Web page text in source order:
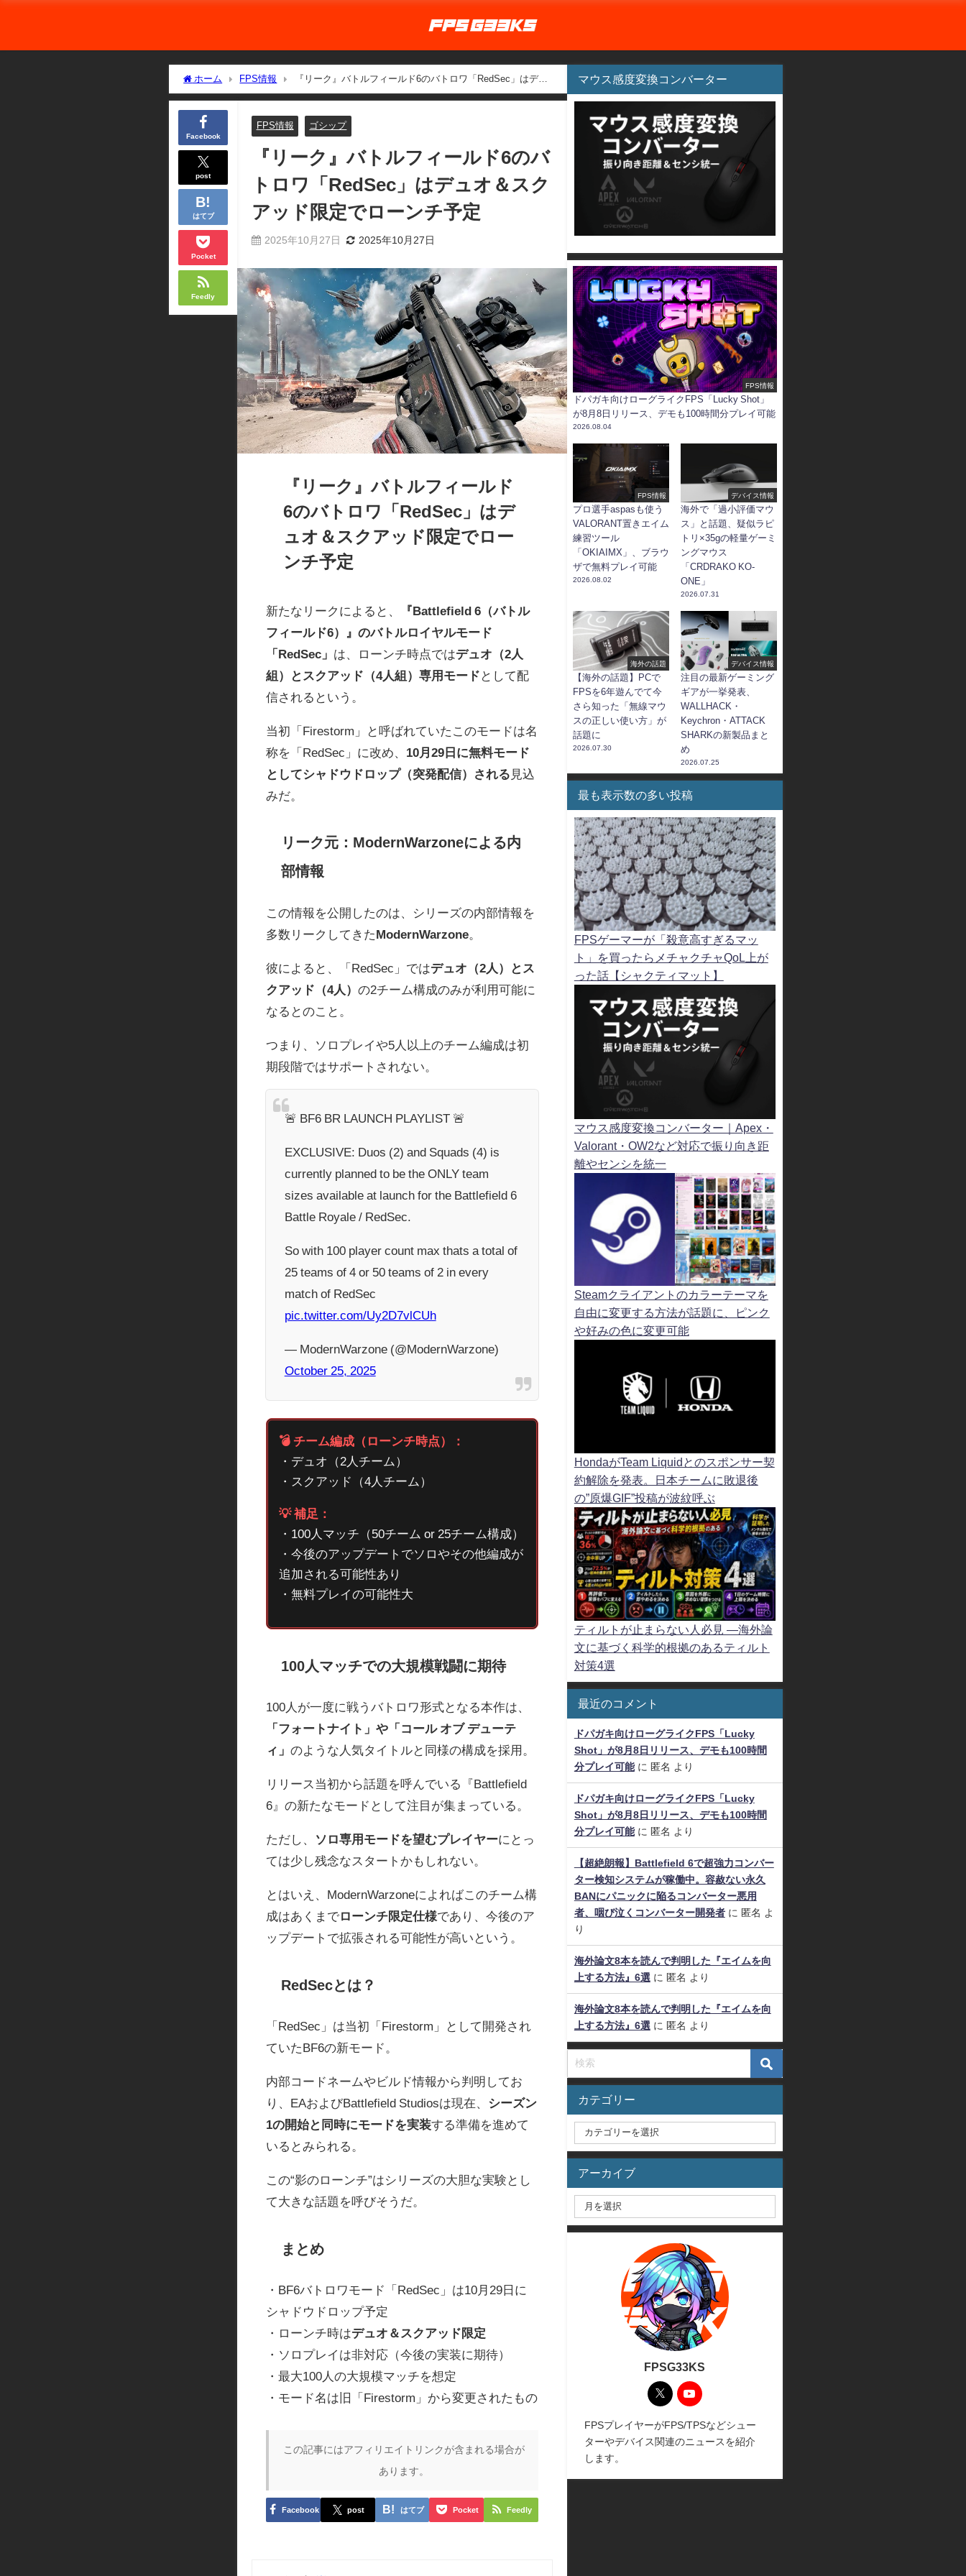
ホーム FPS情報
『リーク』バトルフィールド6のバトロワ「RedSec」はデュ
オ＆スクアッド限定でローンチ予定
Facebook
post
はてブ
Pocket
Feedly
FPS情報 ゴシップ
『リーク』バトルフィールド6のバ
トロワ「RedSec」はデュオ＆スク
アッド限定でローンチ予定
2025年10月27日 2025年10月27日
『リーク』バトルフィールド
6のバトロワ「RedSec」はデ
ュオ＆スクアッド限定でロー
ンチ予定
新たなリークによると、
『Battlefield 6（バトル
フィールド6）』のバトルロイヤルモード
「RedSec」 は、ローンチ時点ではデュオ（2人
組）とスクアッド（4人組）専用モード として配
信されるという。
当初「Firestorm」と呼ばれていたこのモードは名
称を「RedSec」に改め、 10月29日に無料モード
としてシャドウドロップ（突発配信）される 見込
みだ。
リーク元：ModernWarzoneによる内
部情報
この情報を公開したのは、シリーズの内部情報を
多数リークしてきたModernWarzone
彼によると、「RedSec」ではデュオ（2人）とス
クアッド（4人）の2チーム構成のみが利用可能に
なるとのこと。
つまり、ソロプレイや5人以上のチーム編成は初
期段階ではサポートされない。
🚨 BF6 BR LAUNCH PLAYLIST 🚨
EXCLUSIVE: Duos (2) and Squads (4) is
currently planned to be the ONLY team
sizes available at launch for the Battlefield 6
Battle Royale / RedSec.
So with 100 player count max thats a total of
25 teams of 4 or 50 teams of 2 in every
match of RedSec
pic.twitter.com/Uy2D7vlCUh
— ModernWarzone (@ModernWarzone)
October 25, 2025
💣 チーム編成（ローンチ時点）：
・デュオ（2人チーム）
・スクアッド（4人チーム）
💡 補足：
・100人マッチ（50チーム or 25チーム構成）
・今後のアップデートでソロやその他編成が
追加される可能性あり
・無料プレイの可能性大
100人マッチでの大規模戦闘に期待
100人が一度に戦うバトロワ形式となる本作は、
「フォートナイト」や「コール オブ デューテ
ィ」のような人気タイトルと同様の構成を採用。
リリース当初から話題を呼んでいる『Battlefield
6』の新たなモードとして注目が集まっている。
ただし、 ソロ専用モードを望むプレイヤーにとっ
ては少し残念なスタートかもしれない。
とはいえ、ModernWarzoneによればこのチーム構
成はあくまでローンチ限定仕様であり、今後のア
ップデートで拡張される可能性が高いという。
RedSecとは？
「RedSec」は当初「Firestorm」として開発され
ていたBF6の新モード。
内部コードネームやビルド情報から判明してお
り、EAおよびBattlefield Studiosは現在、 シーズン
1の開始と同時にモードを実装する準備を進めて
いるとみられる。
この“影のローンチ”はシリーズの大胆な実験とし
て大きな話題を呼びそうだ。
まとめ
・BF6バトロワモード「RedSec」は10月29日に
シャドウドロップ予定
・ローンチ時はデュオ＆スクアッド限定
・ソロプレイは非対応（今後の実装に期待）
・最大100人の大規模マッチを想定
・モード名は旧「Firestorm」から変更されたもの
この記事にはアフィリエイトリンクが含まれる場合が
あります。
Facebook post はてブ Pocket Feedly
マウス感度変換コンバーター
FPS情報
ドパガキ向けローグライクFPS「Lucky Shot」
が8月8日リリース、デモも100時間分プレイ可能
2026.08.04
FPS情報
プロ選手aspasも使う
VALORANT置きエイム
練習ツール
「OKIAIMX」、ブラウ
ザで無料プレイ可能
2026.08.02
デバイス情報
海外で「過小評価マウ
ス」と話題、疑似ラピ
トリ×35gの軽量ゲーミ
ングマウス
「CRDRAKO KO-
ONE」
2026.07.31
海外の話題
【海外の話題】PCで
FPSを6年遊んでて今
さら知った「無線マウ
スの正しい使い方」が
話題に
2026.07.30
デバイス情報
注目の最新ゲーミング
ギアが一挙発表、
WALLHACK・
Keychron・ATTACK
SHARKの新製品まと
め
2026.07.25
最も表示数の多い投稿
FPSゲーマーが「殺意高すぎるマッ
ト」を買ったらメチャクチャQoL上が
った話【シャクティマット】
マウス感度変換コンバーター｜Apex・
Valorant・OW2など対応で振り向き距
離やセンシを統一
Steamクライアントのカラーテーマを
自由に変更する方法が話題に、ピンク
や好みの色に変更可能
HondaがTeam Liquidとのスポンサー契
約解除を発表。日本チームに敗退後
の”原爆GIF”投稿が波紋呼ぶ
ティルトが止まらない人必見 ―海外論
文に基づく科学的根拠のあるティルト
対策4選
最近のコメント
ドパガキ向けローグライクFPS「Lucky
Shot」が8月8日リリース、デモも100時間
分プレイ可能に 匿名 より
ドパガキ向けローグライクFPS「Lucky
Shot」が8月8日リリース、デモも100時間
分プレイ可能に 匿名 より
【超絶朗報】Battlefield 6で超強力コンバー
ター検知システムが稼働中。容赦ない永久
BANにパニックに陥るコンバーター悪用
者、咽び泣くコンバーター開発者に 匿名
よ
り
海外論文8本を読んで判明した『エイムを向
上する方法』6選に 匿名 より
海外論文8本を読んで判明した『エイムを向
上する方法』6選に 匿名 より
カテゴリー
アーカイブ
FPSG33KS
FPSプレイヤーがFPS/TPSなどシュー
ターやデバイス関連のニュースを紹介
します。